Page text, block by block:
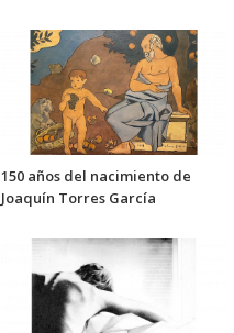
150 años del nacimiento de
Joaquín Torres García